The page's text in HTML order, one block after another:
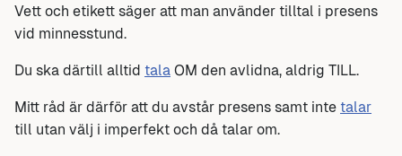
Vett och etikett säger att man använder tilltal i presens
vid minnesstund.
Du ska därtill alltid tala OM den avlidna, aldrig TILL.
Mitt råd är därför att du avstår presens samt inte talar
till utan välj i imperfekt och då talar om.